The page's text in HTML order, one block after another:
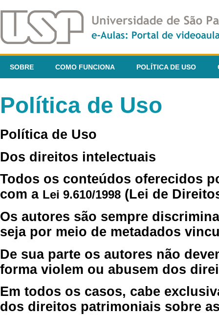
SOBRE COMO FUNCIONA POLÍTICA DE USO
Política de Uso
Política de Uso
Dos direitos intelectuais
Todos os conteúdos oferecidos
com a Lei 9.610/1998 (Lei de
Os autores são sempre
seja por meio de metadados
De sua parte os autores não
forma violem ou abusem dos
Em todos os casos, cabe
dos direitos patrimoniais sobre